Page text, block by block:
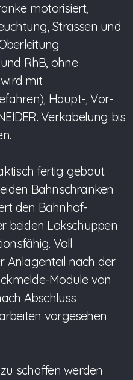
motorisiert,
Strassen und
RhB, ohne
mit
Haupt-, Vor-
Verkabelung bis
fertig gebaut.
Bahnschranken
den Bahnhof-
beiden Lokschuppen
Voll
Anlagenteil nach der
Module von
Abschluss
vorgesehen
schaffen werden